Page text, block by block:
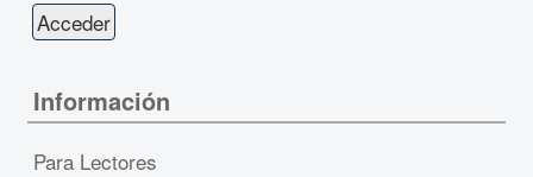
Información
Para Lectores